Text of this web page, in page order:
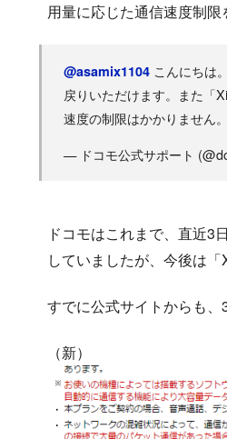
用量に応じた通信速度制限
@asamix1104 こんにちは
戻りいただけます。また「
速度の制限はかかりません
— ドコモ公式サポート
ドコモはこれまで、直近3
していましたが、今後は
すでに公式サイトからも、
（新）